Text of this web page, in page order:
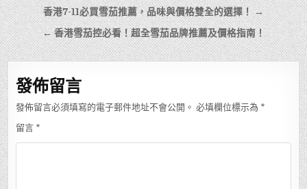
文
章
導
覽
香港7-11必買雪茄推薦，品味與價格雙全的選擇！ →
← 香港雪茄控必看！超全雪茄品牌推薦及價格指南！
發佈留言
發佈留言必須填寫的電子郵件地址不會公開。 必填欄位標示為 *
留言 *